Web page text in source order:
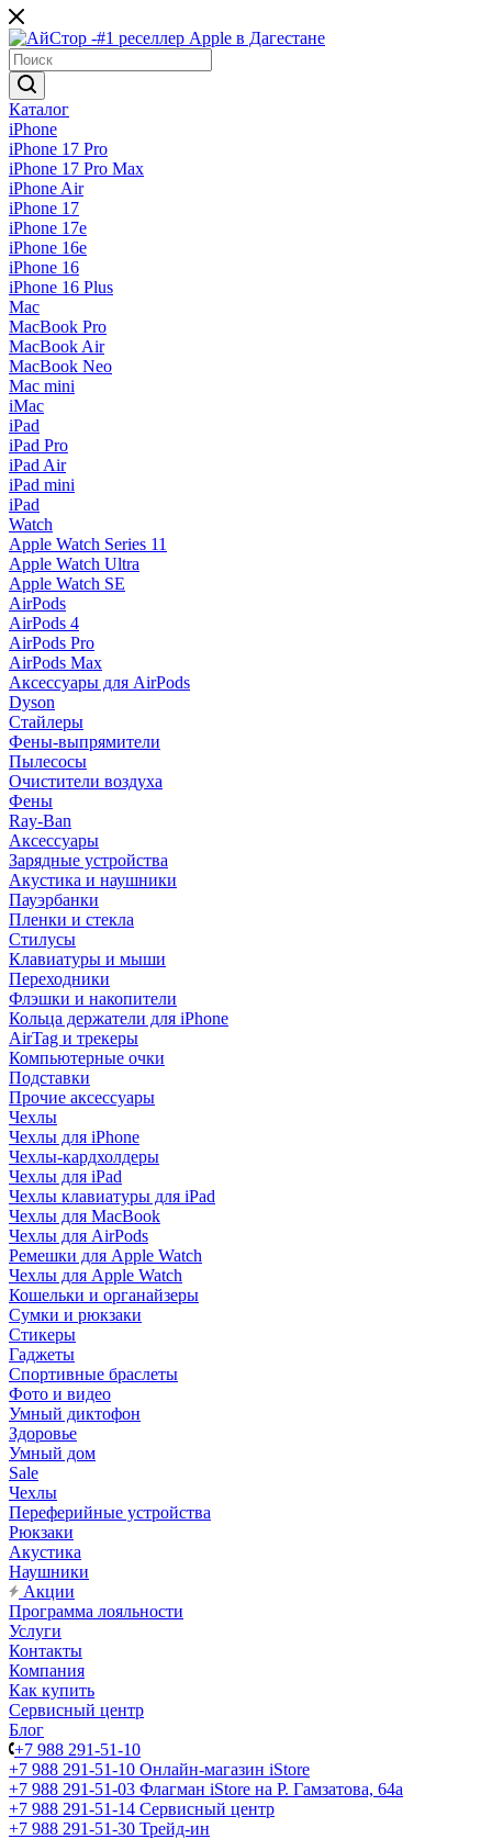
Каталог
iPhone
iPhone 17 Pro
iPhone 17 Pro Max
iPhone Air
iPhone 17
iPhone 17e
iPhone 16e
iPhone 16
iPhone 16 Plus
Mac
MacBook Pro
MacBook Air
MacBook Neo
Mac mini
iMac
iPad
iPad Pro
iPad Air
iPad mini
iPad
Watch
Apple Watch Series 11
Apple Watch Ultra
Apple Watch SE
AirPods
AirPods 4
AirPods Pro
AirPods Max
Аксессуары для AirPods
Dyson
Стайлеры
Фены-выпрямители
Пылесосы
Очистители воздуха
Фены
Ray-Ban
Аксессуары
Зарядные устройства
Акустика и наушники
Пауэрбанки
Пленки и стекла
Стилусы
Клавиатуры и мыши
Переходники
Флэшки и накопители
Кольца держатели для iPhone
AirTag и трекеры
Компьютерные очки
Подставки
Прочие аксессуары
Чехлы
Чехлы для iPhone
Чехлы-кардхолдеры
Чехлы для iPad
Чехлы клавиатуры для iPad
Чехлы для MacBook
Чехлы для AirPods
Ремешки для Apple Watch
Чехлы для Apple Watch
Кошельки и органайзеры
Сумки и рюкзаки
Стикеры
Гаджеты
Спортивные браслеты
Фото и видео
Умный диктофон
Здоровье
Умный дом
Sale
Чехлы
Переферийные устройства
Рюкзаки
Акустика
Наушники
Акции
Программа лояльности
Услуги
Контакты
Компания
Как купить
Сервисный центр
Блог
+7 988 291-51-10
+7 988 291-51-10 Онлайн-магазин iStore
+7 988 291-51-03 Флагман iStore на Р. Гамзатова, 64а
+7 988 291-51-14 Сервисный центр
+7 988 291-51-30 Трейд-ин